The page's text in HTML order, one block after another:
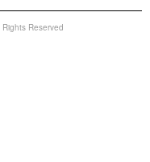
Reserved